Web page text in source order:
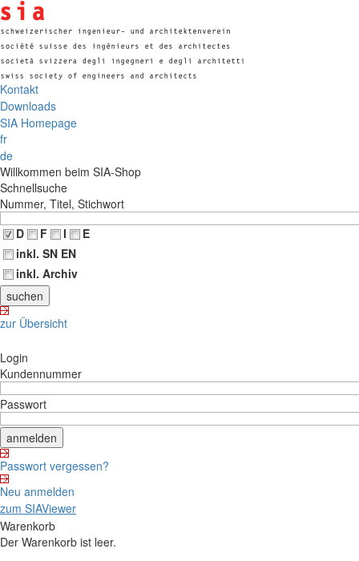
Kontakt
Downloads
SIA Homepage
fr
de
Willkommen beim SIA-Shop
Schnellsuche
Nummer, Titel, Stichwort
D
F I
E
inkl. SN EN
inkl. Archiv
zur Übersicht
Login
Kundennummer
Passwort
Passwort vergessen?
Neu anmelden
zum SIAViewer
Warenkorb
Der Warenkorb ist leer.